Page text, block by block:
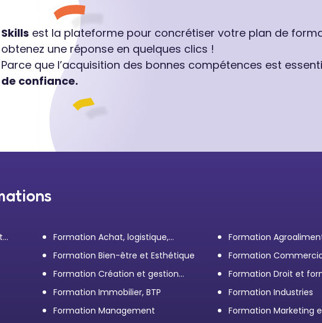
Skills est la plateforme pour concrétiser votre plan de
obtenez une réponse en quelques clics !
Parce que l’acquisition des bonnes compétences est
de confiance.
Formation Achat, logistique,
transport
Formation
Formation Bien-être et Esthétique
Formation
client
Formation Création et gestion
d'entreprise
Formation Droit et
Élus
Formation Immobilier, BTP Formation Industries
Formation Management
Formation Marketing